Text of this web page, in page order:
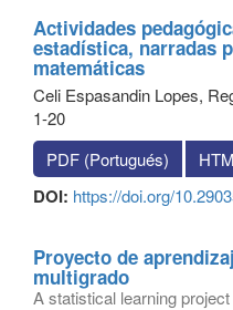
Actividades
estadística, narradas
matemáticas
Celi Espasandin Lopes,
1-20
PDF (Portugués)
DOI: https://doi.org/
Proyecto de
multigrado
A statistical learning